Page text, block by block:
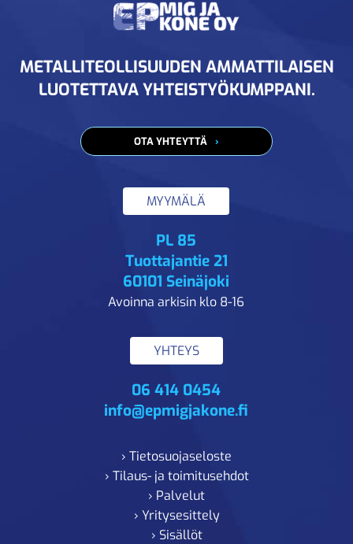
METALLITEOLLISUUDEN AMMATTILAISEN
LUOTETTAVA YHTEISTYÖKUMPPANI.
OTA YHTEYTTÄ
MYYMÄLÄ
PL 85
Tuottajantie 21
60101 Seinäjoki
Avoinna arkisin klo 8-16
YHTEYS
06 414 0454
info@epmigjakone.fi
› Tietosuojaseloste
› Tilaus- ja toimitusehdot
› Palvelut
› Yritysesittely
› Sisällöt